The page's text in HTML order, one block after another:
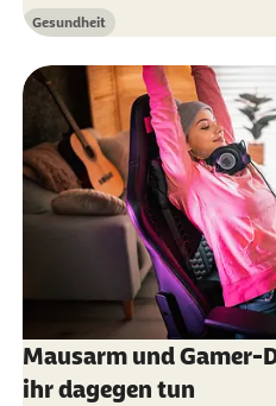
Thieme (Abruf vom
gestresste Augen
WDR (Abruf vom
Klarheit für Vereine:
gemeinnützig
Kategorie
Gesundheit
Mausarm und Gamer-
ihr dagegen tun